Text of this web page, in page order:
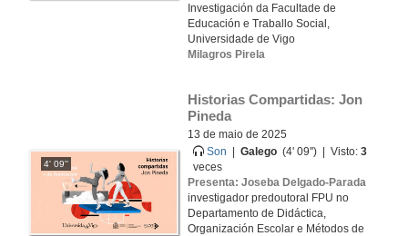
Investigación da Facultade de
Educación e Traballo Social,
Universidade de Vigo
Milagros Pirela
4' 09''
Historias Compartidas: Jon
Pineda
13 de maio de 2025
Son
|Galego (4' 09'') | Visto:3
veces
Presenta: Joseba Delgado-Parada
investigador predoutoral FPU no
Departamento de Didáctica,
Organización Escolar e Métodos de